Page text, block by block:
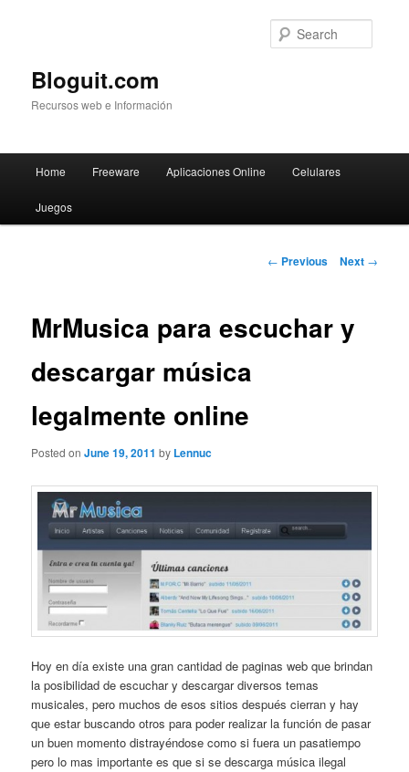
Bloguit.com
Recursos web e Información
Skip
to
Home Freeware Aplicaciones Online Celulares
Juegos
Post
← Previous Next →
MrMusica para escuchar y
descargar música
legalmente online
Posted onJune 19, 2011 by Lennuc
Hoy en día existe una gran cantidad de paginas web que brindan
la posibilidad de escuchar y descargar diversos temas
musicales, pero muchos de esos sitios después cierran y hay
que estar buscando otros para poder realizar la función de pasar
un buen momento distrayéndose como si fuera un pasatiempo
pero lo mas importante es que si se descarga música ilegal